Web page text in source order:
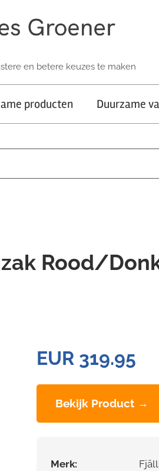
en betere keuzes te maken
producten Duurzame
Rood/
EUR 319.95
Bekijk Product →
Merk: